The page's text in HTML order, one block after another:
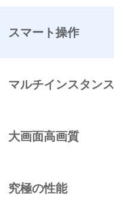
スマート操作
マルチインスタンス
大画面高画質
究極の性能